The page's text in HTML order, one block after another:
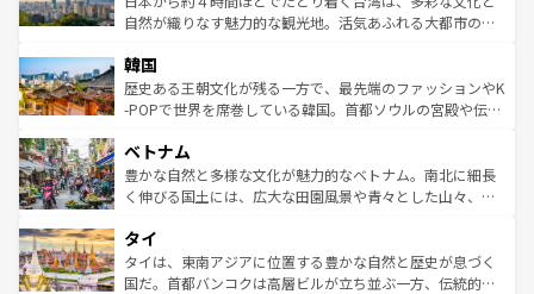
っている。訪れるたびに新しい発見と感動が待っているハ
はコンテンツ一覧
ど、見どころがたくさん。また、カフェやワイン、オージ
いる。アクティビティも充実しており、サーフィンやダイ
ビング、ハイキングなど、アウトドア好きにはたまらな
い。オーストラリアの多彩な魅力を存分に味わいつくそ
参照してほしい。
自然が織りなす魅力的な観光地。活気あふれる大都市の台
ン）、静ひつな山岳地帯である台湾東部など、都市の喧騒
と山間の静けさが共存しており、訪れる人に新しい発見と
驚きをもたらしてくれる。また、奥深い台湾の食文化も魅
容にもいいと評判のスイーツなど、バラエティ豊かな料理
が味わえる。 なお、新着の台湾情報は コンテンツ一覧を参
照してほしい。
韓国
歴史ある王朝文化が残る一方で、最先端のファッションやK
-POPで世界を席巻している韓国。首都ソウルの宮殿や伝統
き、地方に足を延ばせば四季折々の自然美を楽しむことが
できる。そして、キムチや焼肉、絶品のストリートフード
まで、さまざまな韓国料理が待っている。夜には、韓国な
リティに包まれながら、韓国の多彩な魅力を心ゆくまで味
わってみてほしい。 なお、新着の韓国情報はコンテンツ一
覧を参照してほしい。
ベトナム
豊かな自然と多様な文化が魅力的なベトナム。南北に細長
く伸びる国土には、広大な田園風景や青々とした山々、世
急速な発展と共に伝統が息づく。ハノイの古い町並みやホ
ーチミン市のフランス統治時代の建物も、独特の雰囲気を
醸し出している。また、バラエティの豊かさとおいしさで
タイ
タイは、東南アジアに位置する豊かな自然と歴史が息づく
国だ。首都バンコクは高層ビルが立ち並ぶ一方、伝統的な